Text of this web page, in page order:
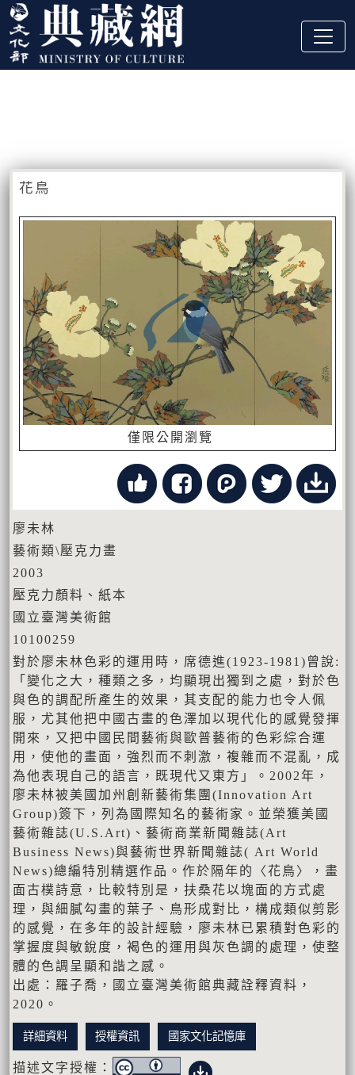
跳到主要內容
:::
花鳥
僅限公開瀏覽
廖未林
藝術類\壓克力畫
2003
壓克力顏料、紙本
國立臺灣美術館
10100259
對於廖未林色彩的運用時，席德進(1923-1981)曾說:
「變化之大，種類之多，均顯現出獨到之處，對於色
與色的調配所產生的效果，其支配的能力也令人佩
服，尤其他把中國古畫的色澤加以現代化的感覺發揮
開來，又把中國民間藝術與歐普藝術的色彩綜合運
用，使他的畫面，強烈而不刺激，複雜而不混亂，成
為他表現自己的語言，既現代又東方」。2002年，
廖未林被美國加州創新藝術集團(Innovation Art
Group)簽下，列為國際知名的藝術家。並榮獲美國
藝術雜誌(U.S.Art)、藝術商業新聞雜誌(Art
Business News)與藝術世界新聞雜誌( Art World
News)總編特別精選作品。作於隔年的〈花鳥〉，畫
面古樸詩意，比較特別是，扶桑花以塊面的方式處
理，與細膩勾畫的葉子、鳥形成對比，構成類似剪影
的感覺，在多年的設計經驗，廖未林已累積對色彩的
掌握度與敏銳度，褐色的運用與灰色調的處理，使整
體的色調呈顯和諧之感。
出處：羅子喬，國立臺灣美術館典藏詮釋資料，
2020。
詳細資料 授權資訊 國家文化記憶庫
描述文字授權：